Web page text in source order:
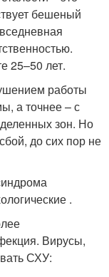
бешеный
25–50 лет.
работы
а точнее – с
зон. Но
до сих пор не
.
Вирусы,
СХУ: